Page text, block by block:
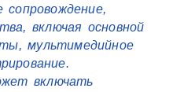
сопровождение,
включая основной
мультимедийное
включать